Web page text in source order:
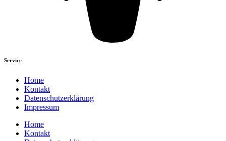
Service
Home
Kontakt
Datenschutzerklärung
Impressum
Home
Kontakt